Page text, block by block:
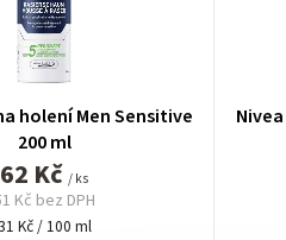
holení Men Sensitive
200 ml
62 Kč / ks
Kč bez DPH
MěrnáKč / 100 ml